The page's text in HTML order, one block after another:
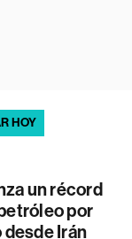
HOY
un récord
por
desde Irán